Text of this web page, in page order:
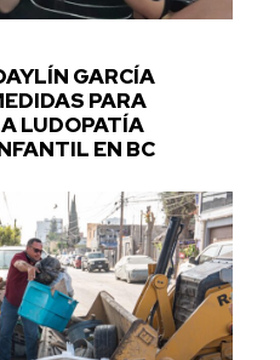
GARCÍA
PARA
LUDOPATÍA
EN BC